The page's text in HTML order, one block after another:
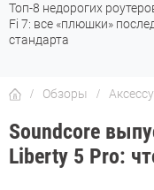
Подпишись на наш
мессенджере МАХ
Обзоры
Soundcore
Liberty 5 Pro: